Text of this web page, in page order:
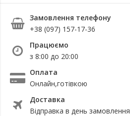
Замовлення телефону
+38 (097) 157-17-36
Працюємо
з 8:00 до 20:00
Оплата
Онлайн,готівкою
Доставка
Відправка в день замовлення